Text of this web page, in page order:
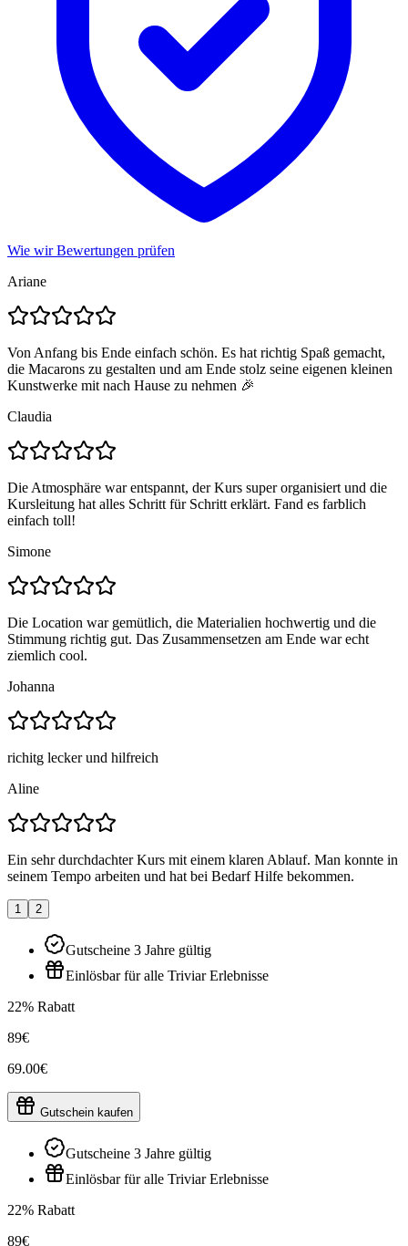
Wie wir Bewertungen prüfen
Ariane
Von Anfang bis Ende einfach schön. Es hat richtig Spaß gemacht,
die Macarons zu gestalten und am Ende stolz seine eigenen kleinen
Kunstwerke mit nach Hause zu nehmen 🎉
Claudia
Die Atmosphäre war entspannt, der Kurs super organisiert und die
Kursleitung hat alles Schritt für Schritt erklärt. Fand es farblich
einfach toll!
Simone
Die Location war gemütlich, die Materialien hochwertig und die
Stimmung richtig gut. Das Zusammensetzen am Ende war echt
ziemlich cool.
Johanna
richitg lecker und hilfreich
Aline
Ein sehr durchdachter Kurs mit einem klaren Ablauf. Man konnte in
seinem Tempo arbeiten und hat bei Bedarf Hilfe bekommen.
1 2
Gutscheine 3 Jahre gültig
Einlösbar für alle Triviar Erlebnisse
22% Rabatt
89€
69.00€
Gutschein kaufen
Gutscheine 3 Jahre gültig
Einlösbar für alle Triviar Erlebnisse
22% Rabatt
89€